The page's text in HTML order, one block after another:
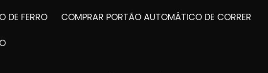
DE FERRO COMPRAR PORTÃO AUTOMÁTICO DE CORRER